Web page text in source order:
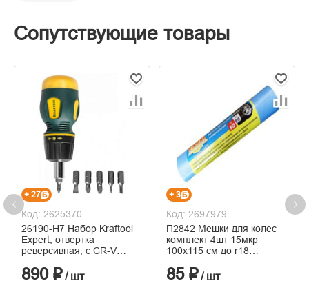
Сопутствующие товары
+ 27
Код: 2625370
26190-Н7 Набор Kraftool
Expert, отвертка
реверсивная, с CR-V
890 ₽/ шт
+ 3
Код: 2697979
П2842 Мешки для колес
комплект 4шт 15мкр
100х115 см до r18
Крепак
85 ₽/ шт